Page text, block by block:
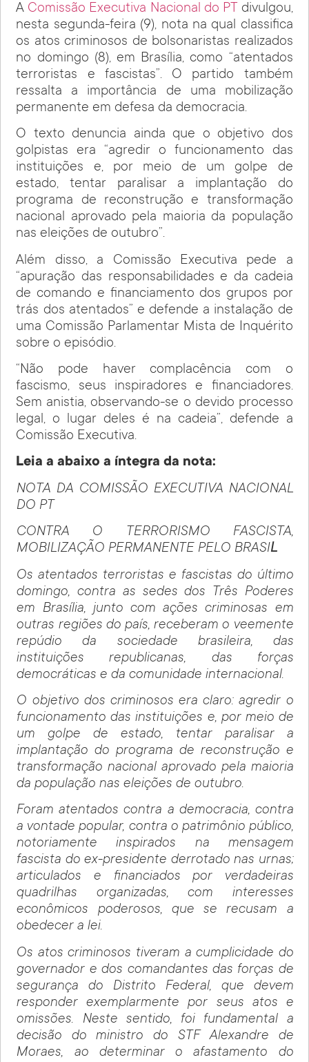
A Comissão Executiva Nacional do PT divulgou,
nesta segunda-feira (9), nota na qual classifica
os atos criminosos de bolsonaristas realizados
no domingo (8), em Brasília, como “atentados
terroristas e fascistas”. O partido também
ressalta a importância de uma mobilização
permanente em defesa da democracia.
O texto denuncia ainda que o objetivo dos
golpistas era “agredir o funcionamento das
instituições e, por meio de um golpe de
estado, tentar paralisar a implantação do
programa de reconstrução e transformação
nacional aprovado pela maioria da população
nas eleições de outubro”.
Além disso, a Comissão Executiva pede a
“apuração das responsabilidades e da cadeia
de comando e financiamento dos grupos por
trás dos atentados” e defende a instalação de
uma Comissão Parlamentar Mista de Inquérito
sobre o episódio.
“Não pode haver complacência com o
fascismo, seus inspiradores e financiadores.
Sem anistia, observando-se o devido processo
legal, o lugar deles é na cadeia”, defende a
Comissão Executiva.
Leia a abaixo a íntegra da nota:
NOTA DA COMISSÃO EXECUTIVA NACIONAL
DO PT
CONTRA O TERRORISMO FASCISTA,
MOBILIZAÇÃO PERMANENTE PELO BRASIL
Os atentados terroristas e fascistas do último
domingo, contra as sedes dos Três Poderes
em Brasília, junto com ações criminosas em
outras regiões do país, receberam o veemente
repúdio da sociedade brasileira, das
instituições republicanas, das forças
democráticas e da comunidade internacional.
O objetivo dos criminosos era claro: agredir o
funcionamento das instituições e, por meio de
um golpe de estado, tentar paralisar a
implantação do programa de reconstrução e
transformação nacional aprovado pela maioria
da população nas eleições de outubro.
Foram atentados contra a democracia, contra
a vontade popular, contra o patrimônio público,
notoriamente inspirados na mensagem
fascista do ex-presidente derrotado nas urnas;
articulados e financiados por verdadeiras
quadrilhas organizadas, com interesses
econômicos poderosos, que se recusam a
obedecer a lei.
Os atos criminosos tiveram a cumplicidade do
governador e dos comandantes das forças de
segurança do Distrito Federal, que devem
responder exemplarmente por seus atos e
omissões. Neste sentido, foi fundamental a
decisão do ministro do STF Alexandre de
Moraes, ao determinar o afastamento do